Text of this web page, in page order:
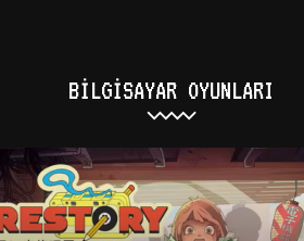
BILGISAYAR OYUNLARI